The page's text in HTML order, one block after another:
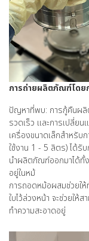
การถ่ายผลิตภัณฑ์โด
ปัญหาที่พบ: การกู้คืนผลิ
รวดเร็ว และการเปลี่ย
เครื่องขนาดเล็กสำหรั
ใช้งาน 1 - 5 ลิตร) ได้รั
นำผลิตภัณฑ์ออกมาได้ทั้
อยู่ในหม้
การถอดหม้อผสมช่วยใ
ใบไว้ล่วงหน้า จะช่วยให้
ทำความสะอาดอยู่